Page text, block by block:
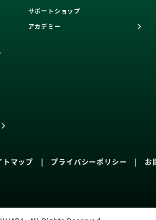
サポートショップ
アカデミー
トマップ | プライバシーポリシー | お